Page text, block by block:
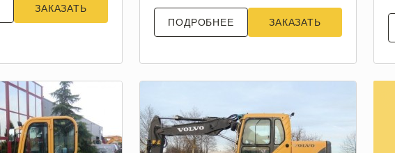
ЗАКАЗАТЬ
ПОДРОБНЕЕ ЗАКАЗАТЬ